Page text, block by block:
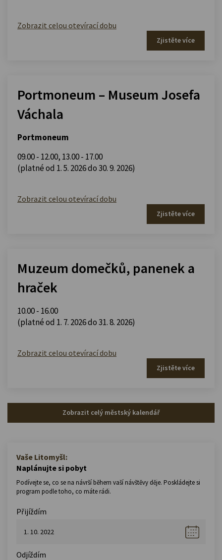
Zobrazit celou otevírací dobu
Zjistěte více
Portmoneum – Museum Josefa
Váchala
Portmoneum
09.00 - 12.00, 13.00 - 17.00
(platné od 1. 5. 2026 do 30. 9. 2026)
Zobrazit celou otevírací dobu
Zjistěte více
Muzeum domečků, panenek a
hraček
10.00 - 16.00
(platné od 1. 7. 2026 do 31. 8. 2026)
Zobrazit celou otevírací dobu
Zjistěte více
Zobrazit celý městský kalendář
Vaše Litomyšl:
Naplánujte si pobyt
Podívejte se, co se na návrší během vaší návštěvy děje. Poskládejte si
program podle toho, co máte rádi.
Přijíždím
Odjíždím